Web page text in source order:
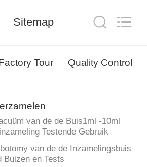
Sitemap
Tour
Quality Control
van de de Buis1ml -10ml
Testende Gebruik
van de de Inzamelingsbuis
Buizen en Tests